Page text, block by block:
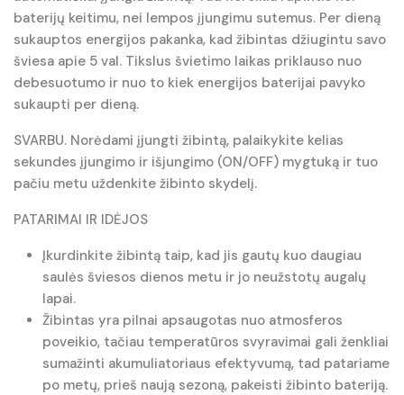
baterijų keitimu, nei lempos įjungimu sutemus. Per dieną
sukauptos energijos pakanka, kad žibintas džiugintu savo
šviesa apie 5 val. Tikslus švietimo laikas priklauso nuo
debesuotumo ir nuo to kiek energijos baterijai pavyko
sukaupti per dieną.
SVARBU. Norėdami įjungti žibintą, palaikykite kelias
sekundes įjungimo ir išjungimo (ON/OFF) mygtuką ir tuo
pačiu metu uždenkite žibinto skydelį.
PATARIMAI IR IDĖJOS
Įkurdinkite žibintą taip, kad jis gautų kuo daugiau
saulės šviesos dienos metu ir jo neužstotų augalų
lapai.
Žibintas yra pilnai apsaugotas nuo atmosferos
poveikio, tačiau temperatūros svyravimai gali ženkliai
sumažinti akumuliatoriaus efektyvumą, tad patariame
po metų, prieš naują sezoną, pakeisti žibinto bateriją.